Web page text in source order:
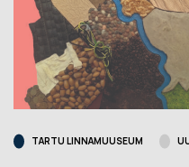
TARTU LINNAMUUSEUM